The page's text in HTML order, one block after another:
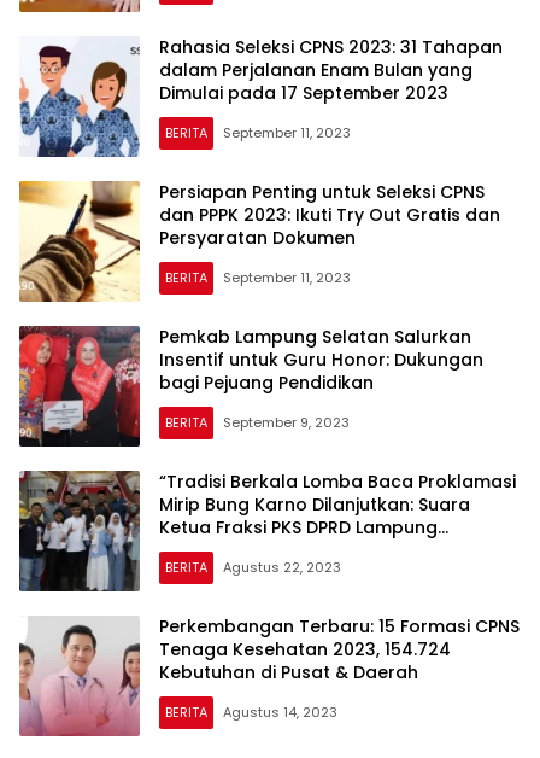
Rahasia Seleksi CPNS 2023: 31 Tahapan
dalam Perjalanan Enam Bulan yang
Dimulai pada 17 September 2023
BERITA September 11, 2023
Persiapan Penting untuk Seleksi CPNS
dan PPPK 2023: Ikuti Try Out Gratis dan
Persyaratan Dokumen
BERITA September 11, 2023
Pemkab Lampung Selatan Salurkan
Insentif untuk Guru Honor: Dukungan
bagi Pejuang Pendidikan
BERITA September 9, 2023
“Tradisi Berkala Lomba Baca Proklamasi
Mirip Bung Karno Dilanjutkan: Suara
Ketua Fraksi PKS DPRD Lampung
Menguatkan Semangat Perjuangan
Bangsa
BERITA Agustus 22, 2023
Perkembangan Terbaru: 15 Formasi CPNS
Tenaga Kesehatan 2023, 154.724
Kebutuhan di Pusat & Daerah
BERITA Agustus 14, 2023